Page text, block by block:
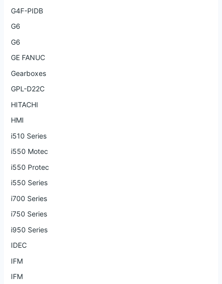
G4F-PIDB
G6
G6
GE FANUC
Gearboxes
GPL-D22C
HITACHI
HMI
i510 Series
i550 Motec
i550 Protec
i550 Series
i700 Series
i750 Series
i950 Series
IDEC
IFM
IFM